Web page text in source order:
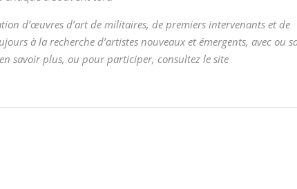
d’œuvres d’art de militaires, de premiers intervenants et de
à la recherche d’artistes nouveaux et émergents, avec ou
savoir plus, ou pour participer, consultez le site